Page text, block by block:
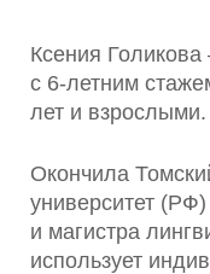
Ксения
с 6-летним
лет и взрослыми.
Окончила
университет
и магистра
использует